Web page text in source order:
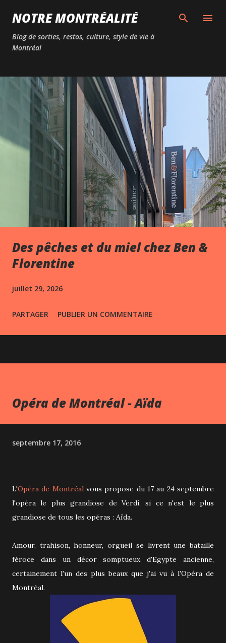
Passer au contenu principal
NOTRE MONTRÉALITÉ
Blog de sorties, restos, culture, style de vie à
Montréal
Des pêches et du miel chez Ben &
Florentine
juillet 29, 2026
PARTAGER PUBLIER UN COMMENTAIRE
Opéra de Montréal - Aïda
septembre 17, 2016
L'Opéra de Montréalvous propose du 17 au 24 septembre
l'opéra le plus grandiose de Verdi, si ce n'est le plus
grandiose de tous les opéras : Aïda.
Amour, trahison, honneur, orgueil se livrent une bataille
féroce dans un décor somptueux d'Egypte ancienne,
certainement l'un des plus beaux que j'ai vu à l'Opéra de
Montréal.